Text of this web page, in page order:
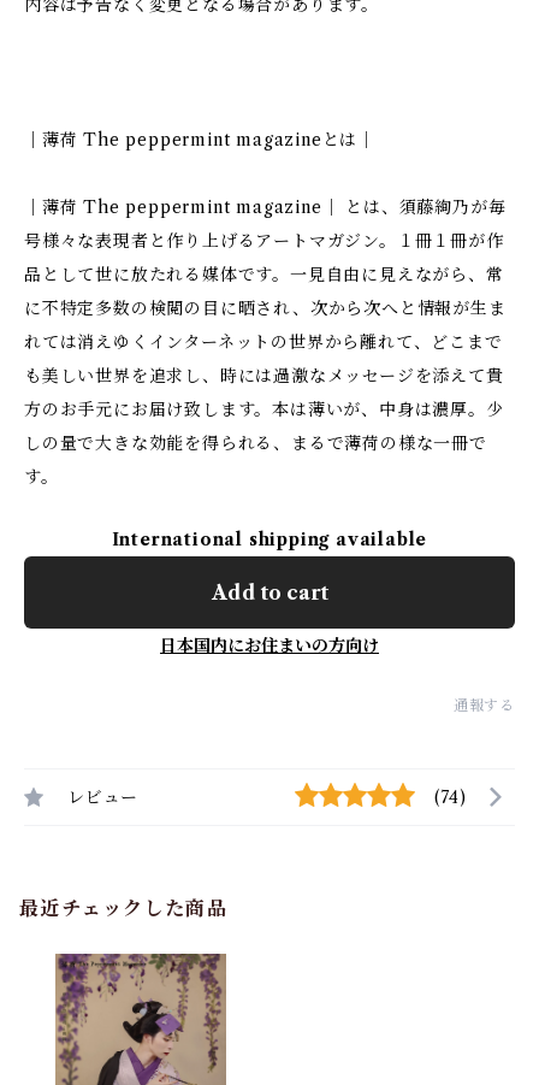
内容は予告なく変更となる場合があります。
｜薄荷 The peppermint magazineとは｜
｜薄荷 The peppermint magazine｜ とは、須藤絢乃が毎
号様々な表現者と作り上げるアートマガジン。１冊１冊が作
品として世に放たれる媒体です。一見自由に見えながら、常
に不特定多数の検閲の目に晒され、次から次へと情報が生ま
れては消えゆくインターネットの世界から離れて、どこまで
も美しい世界を追求し、時には過激なメッセージを添えて貴
方のお手元にお届け致します。本は薄いが、中身は濃厚。少
しの量で大きな効能を得られる、まるで薄荷の様な一冊で
す。
International shipping available
Add to cart
日本国内にお住まいの方向け
通報する
レビュー (74)
最近チェックした商品